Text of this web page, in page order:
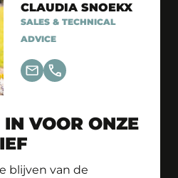
CLAUDIA SNOEKX
SALES & TECHNICAL
ADVICE
VOOR ONZE
blijven van de